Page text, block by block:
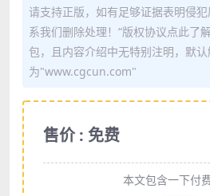
请支持正版，如有足够证据表明侵
系我们删除处理！“版权协议点此
包，且内容介绍中无特别注明，默
为"www.cgcun.com"
售价 : 免费
本文包含一下付